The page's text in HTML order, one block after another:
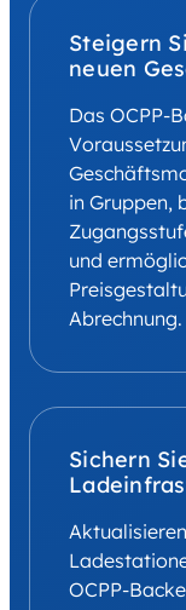
Steigern
neuen
Das OCPP-
in Gruppen,
und
Abrechnung.
Sichern
OCPP-